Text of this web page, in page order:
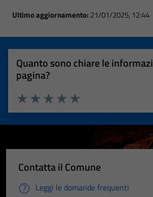
Ultimo aggiornamento: 21/01/2025, 12:44
Quanto sono chiare le
pagina?
Valuta 5 stelle su 5
Valuta 4 stelle su 5
Valuta 3 stelle su 5
Valuta 2 stelle su 5
Valuta 1 stelle su 5
Contatta il Comune
Leggi le domande frequenti